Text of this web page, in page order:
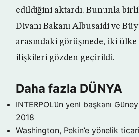
edildiğini aktardı. Bununla
Divanı Bakanı Albusaidi ve
arasındaki görüşmede, iki
ilişkileri gözden geçirildi.
Daha fazla DÜNYA
INTERPOL’ün yeni başkanı
2018
Washington, Pekin’e yönelik ticari